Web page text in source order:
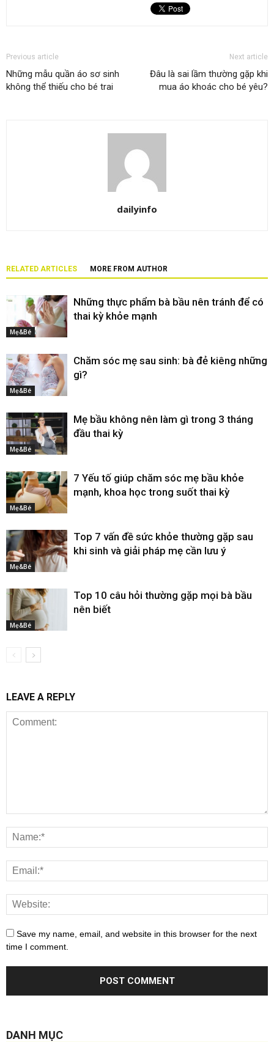
Previous article
Những mẫu quần áo sơ sinh
không thể thiếu cho bé trai
Next article
Đâu là sai lầm thường gặp khi
mua áo khoác cho bé yêu?
dailyinfo
RELATED ARTICLES MORE FROM AUTHOR
Mẹ&Bé
Những thực phẩm bà bầu nên tránh để có
thai kỳ khỏe mạnh
Mẹ&Bé
Chăm sóc mẹ sau sinh: bà đẻ kiêng những
gì?
Mẹ&Bé
Mẹ bầu không nên làm gì trong 3 tháng
đầu thai kỳ
Mẹ&Bé
7 Yếu tố giúp chăm sóc mẹ bầu khỏe
mạnh, khoa học trong suốt thai kỳ
Mẹ&Bé
Top 7 vấn đề sức khỏe thường gặp sau
khi sinh và giải pháp mẹ cần lưu ý
Mẹ&Bé
Top 10 câu hỏi thường gặp mọi bà bầu
nên biết
LEAVE A REPLY
Save my name, email, and website in this browser for the next
time I comment.
DANH MỤC